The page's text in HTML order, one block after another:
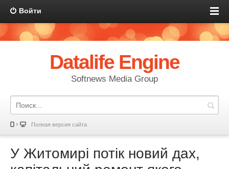
Войти
Datalife Engine
Softnews Media Group
Полная версия сайта
У Житомирі потік новий дах,